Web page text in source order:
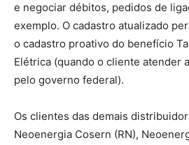
e negociar débitos, pedidos de
exemplo. O cadastro atualizado
o cadastro proativo do benefício
Elétrica (quando o cliente atender
pelo governo federal).
Os clientes das demais
Neoenergia Cosern (RN),